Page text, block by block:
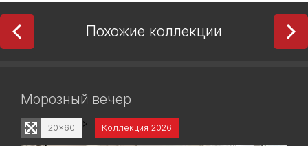
Похожие коллекции
Морозный вечер
>
20x60 Коллекция 2026